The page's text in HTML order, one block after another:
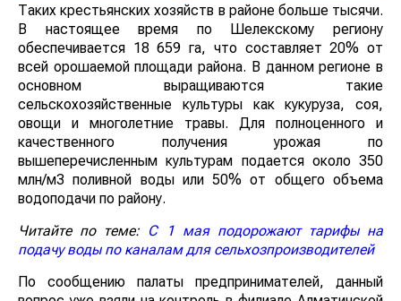
Таких крестьянских хозяйств в районе больше тысячи.
В настоящее время по Шелекскому региону
обеспечивается 18 659 га, что составляет 20% от
всей орошаемой площади района. В данном регионе в
основном выращиваются такие
сельскохозяйственные культуры как кукуруза, соя,
овощи и многолетние травы. Для полноценного и
качественного получения урожая по
вышеперечисленным культурам подается около 350
млн/м3 поливной воды или 50% от общего объема
водоподачи по району.
Читайте по теме: С 1 мая подорожают тарифы на
подачу воды по каналам для сельхозпроизводителей
По сообщению палаты предпринимателей, данный